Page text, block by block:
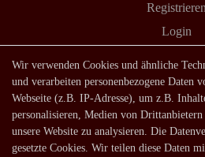
Registrieren
Login
Shop
Versandarten und
Wir verwenden Cookies und ähnliche
und verarbeiten personenbezogene Daten
Webseite (z.B. IP-Adresse), um z.B.
personalisieren, Medien von
unsere Website zu analysieren. Die
gesetzte Cookies. Wir teilen diese Daten